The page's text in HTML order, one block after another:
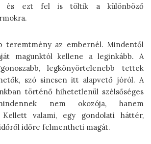
és ezt fel is töltik a különböző
teremtmény az embernél. Mindentől
magunktól kellene a leginkább. A
legkönyörtelenebb tettek
szó sincsen itt alapvető jóról. A
történő hihetetlenül szélsőséges
nem okozója, hanem
Kellett valami, egy gondolati háttér,
időre felmentheti magát.